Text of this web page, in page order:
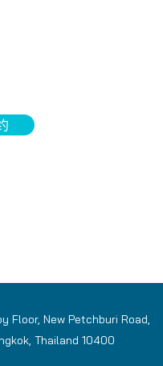
Floor, New Petchburi Road,
Thailand 10400